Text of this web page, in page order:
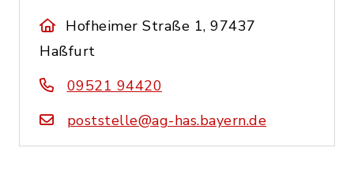
Hofheimer Straße 1, 97437
Haßfurt
09521 94420
poststelle@ag-has.bayern.de